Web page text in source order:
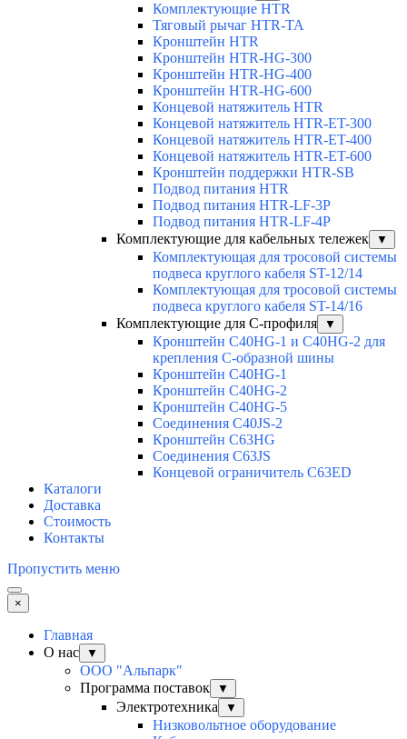
Комплектующие HTR
Тяговый рычаг HTR-TA
Кронштейн HTR
Кронштейн HTR-HG-300
Кронштейн HTR-HG-400
Кронштейн HTR-HG-600
Концевой натяжитель HTR
Концевой натяжитель HTR-ET-300
Концевой натяжитель HTR-ET-400
Концевой натяжитель HTR-ET-600
Кронштейн поддержки HTR-SB
Подвод питания HTR
Подвод питания HTR-LF-3P
Подвод питания HTR-LF-4P
Комплектующие для кабельных тележек
▼
Комплектующая для тросовой системы
подвеса круглого кабеля ST-12/14
Комплектующая для тросовой системы
подвеса круглого кабеля ST-14/16
Комплектующие для С-профиля
▼
Кронштейн C40HG-1 и C40HG-2 для
крепления С-образной шины
Кронштейн C40HG-1
Кронштейн C40HG-2
Кронштейн C40HG-5
Соединения C40JS-2
Кронштейн C63HG
Соединения C63JS
Концевой ограничитель C63ED
Каталоги
Доставка
Стоимость
Контакты
Пропустить меню
×
Главная
О нас
▼
ООО "Альпарк"
Программа поставок
▼
Электротехника ▼
Низковольтное оборудование